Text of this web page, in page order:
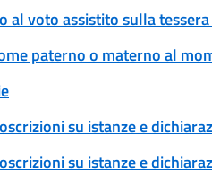
al voto assistito sulla
paterno o materno al
su istanze e
su istanze e